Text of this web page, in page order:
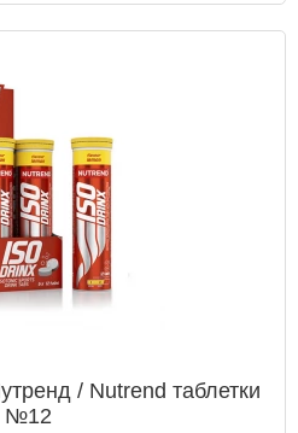
/ Nutrend таблетки
№12